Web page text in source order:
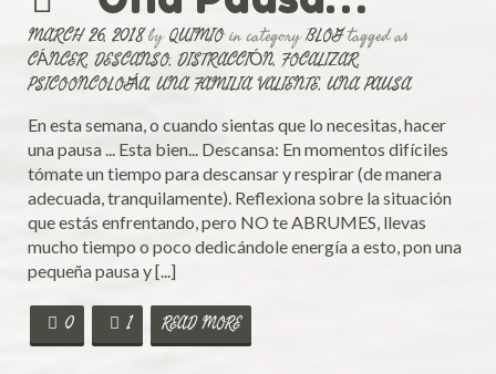
MARCH 26, 2018by QUIMIOin categoryBLOGtagged as
CÁNCER,DESCANSO,DISTRACCIÓN, FOCALIZAR,
PSICOONCOLOGÍA,UNA FAMILIA VALIENTE,UNA PAUSA
En esta semana, o cuando sientas que lo necesitas, hacer
una pausa ... Esta bien... Descansa: En momentos difíciles
tómate un tiempo para descansar y respirar (de manera
adecuada, tranquilamente). Reflexiona sobre la situación
que estás enfrentando, pero NO te ABRUMES, llevas
mucho tiempo o poco dedicándole energía a esto, pon una
pequeña pausa y [...]
0 1 READ MORE